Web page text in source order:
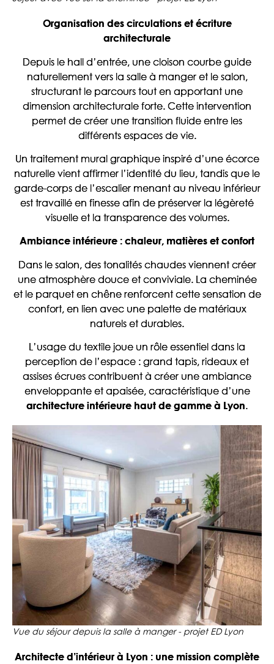
Vue du séjour depuis la salle à manger - projet ED Lyon
Organisation des circulations et écriture
architecturale
Depuis le hall d’entrée, une cloison courbe guide
naturellement vers la salle à manger et le salon,
structurant le parcours tout en apportant une
dimension architecturale forte. Cette intervention
permet de créer une transition fluide entre les
différents espaces de vie.
Un traitement mural graphique inspiré d’une écorce
naturelle vient affirmer l’identité du lieu, tandis que le
garde-corps de l’escalier menant au niveau inférieur
est travaillé en finesse afin de préserver la légèreté
visuelle et la transparence des volumes.
Ambiance intérieure : chaleur, matières et confort
Dans le salon, des tonalités chaudes viennent créer
une atmosphère douce et conviviale. La cheminée
et le parquet en chêne renforcent cette sensation de
confort, en lien avec une palette de matériaux
naturels et durables.
L’usage du textile joue un rôle essentiel dans la
perception de l’espace : grand tapis, rideaux et
assises écrues contribuent à créer une ambiance
enveloppante et apaisée, caractéristique d’une
architecture intérieure haut de gamme à Lyon.
Architecte d’intérieur à Lyon : une mission complète